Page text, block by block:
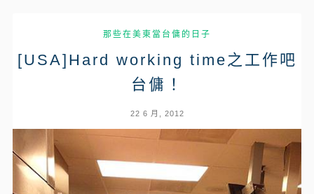
那些在美東當台傭的日子
[USA]Hard working time之工作吧
台傭！
22 6 月, 2012